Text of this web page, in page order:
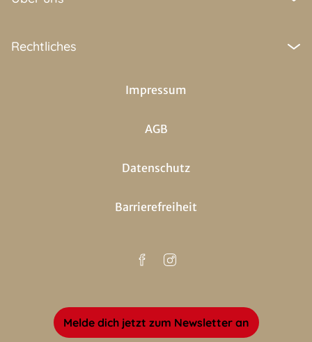
Rechtliches
Impressum
AGB
Datenschutz
Barrierefreiheit
Melde dich jetzt zum Newsletter an